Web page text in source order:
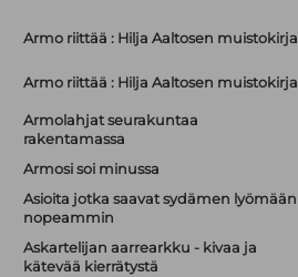
Armo riittää : Hilja Aaltosen muistokirja
Armo riittää : Hilja Aaltosen muistokirja
Armolahjat seurakuntaa
rakentamassa
Armosi soi minussa
Asioita jotka saavat sydämen lyömään
nopeammin
Askartelijan aarrearkku - kivaa ja
kätevää kierrätystä